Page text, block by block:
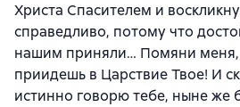
Христа Спасителем и
справедливо, потому что
нашим приняли… Помяни меня,
приидешь в Царствие Твое! И
истинно говорю тебе, ныне же